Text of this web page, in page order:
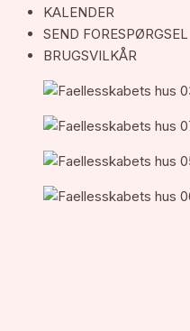
KALENDER
SEND FORESPØRGSEL
BRUGSVILKÅR